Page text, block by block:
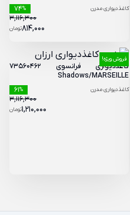
کاغذدیواری مدرن %
74
3,116,300
تومان814,000
فروش ویژه!
کاغذدیواری فرانسوی 73560462
Shadows/MARSEILLE
کاغذدیواری مدرن %
61
3,116,300
تومان1,210,000